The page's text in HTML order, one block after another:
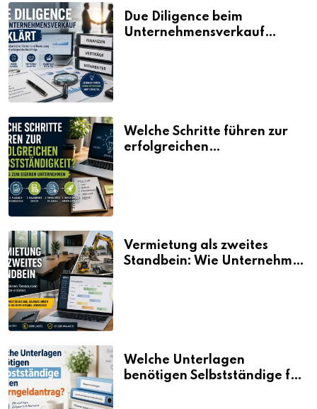
Due Diligence beim
Unternehmensverkauf
Welche Schritte führen zur
erfolgreichen
Vermietung als zweites
Standbein: Wie Unternehmen
Welche Unterlagen
benötigen Selbstständige für